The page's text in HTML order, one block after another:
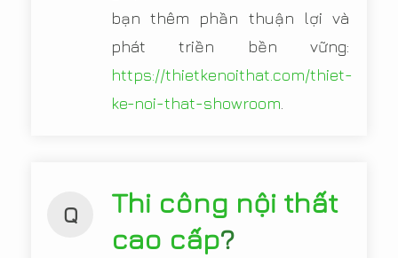
bạn thêm phần thuận lợi và
phát triền bền vững:
https://thietkenoithat.com/thiet-
ke-noi-that-showroom
Q
Thi công nội thất
cao cấp?